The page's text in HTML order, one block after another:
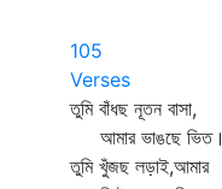
105
Verses
তুমি বাঁধছ নূতন বাসা,
আমার ভাঙছে ভিত।
তুমি খুঁজছ লড়াই,আমার